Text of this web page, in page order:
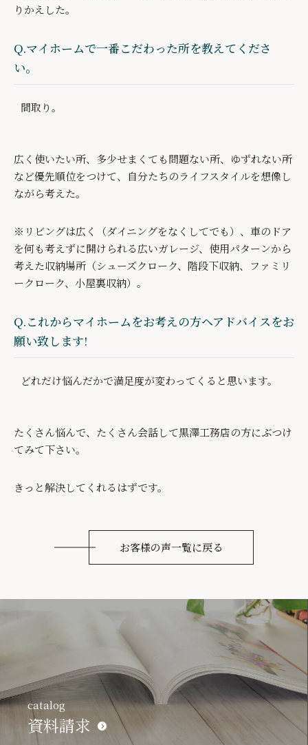
りかえした。
Q.マイホームで一番こだわった所を教えてくださ
い。
間取り。
広く使いたい所、多少せまくても問題ない所、ゆずれない所
など優先順位をつけて、自分たちのライフスタイルを想像し
ながら考えた。
※リビングは広く（ダイニングをなくしてでも）、車のドア
を何も考えずに開けられる広いガレージ、使用パターンから
考えた収納場所（シューズクローク、階段下収納、ファミリ
ークローク、小屋裏収納）。
Q.これからマイホームをお考えの方ヘアドバイスをお
願い致します!
どれだけ悩んだかで満足度が変わってくると思います。
たくさん悩んで、たくさん会話して黒澤工務店の方にぶつけ
てみて下さい。
きっと解決してくれるはずです。
お客様の声一覧に戻る
catalog
資料請求